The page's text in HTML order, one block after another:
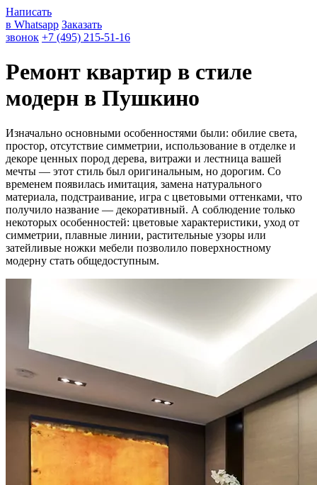
Написать
в Whatsapp Заказать
звонок +7 (495) 215-51-16
Ремонт квартир в стиле
модерн в Пушкино
Изначально основными особенностями были: обилие света,
простор, отсутствие симметрии, использование в отделке и
декоре ценных пород дерева, витражи и лестница вашей
мечты — этот стиль был оригинальным, но дорогим. Со
временем появилась имитация, замена натурального
материала, подстраивание, игра с цветовыми оттенками, что
получило название — декоративный. А соблюдение только
некоторых особенностей: цветовые характеристики, уход от
симметрии, плавные линии, растительные узоры или
затейливые ножки мебели позволило поверхностному
модерну стать общедоступным.